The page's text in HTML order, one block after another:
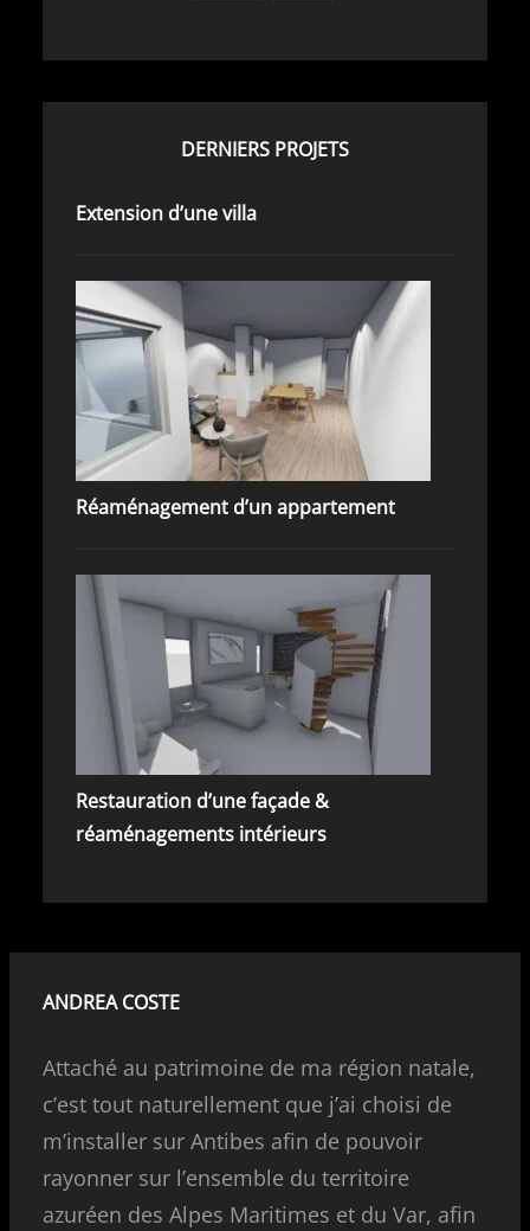
DERNIERS PROJETS
Extension d’une villa
Réaménagement d’un appartement
Restauration d’une façade &
réaménagements intérieurs
ANDREA COSTE
Attaché au patrimoine de ma région natale,
c’est tout naturellement que j’ai choisi de
m’installer sur Antibes afin de pouvoir
rayonner sur l’ensemble du territoire
azuréen des Alpes Maritimes et du Var, afin